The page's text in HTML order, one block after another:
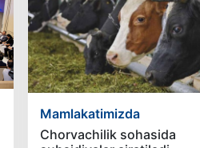
Mamlakatimizda
Chorvachilik sohasida